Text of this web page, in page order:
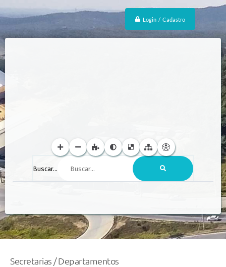
Login / Cadastro
Buscar...
Secretarias / Departamentos